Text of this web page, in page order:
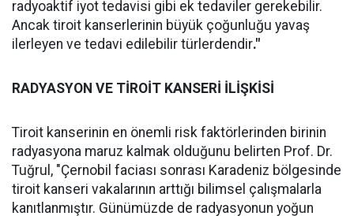
radyoaktif iyot tedavisi gibi ek tedaviler gerekebilir.
Ancak tiroit kanserlerinin büyük çoğunluğu yavaş
ilerleyen ve tedavi edilebilir türlerdendir."
RADYASYON VE TİROİT KANSERİ İLİŞKİSİ
Tiroit kanserinin en önemli risk faktörlerinden birinin
radyasyona maruz kalmak olduğunu belirten Prof. Dr.
Tuğrul, "Çernobil faciası sonrası Karadeniz bölgesinde
tiroit kanseri vakalarının arttığı bilimsel çalışmalarla
kanıtlanmıştır. Günümüzde de radyasyonun yoğun